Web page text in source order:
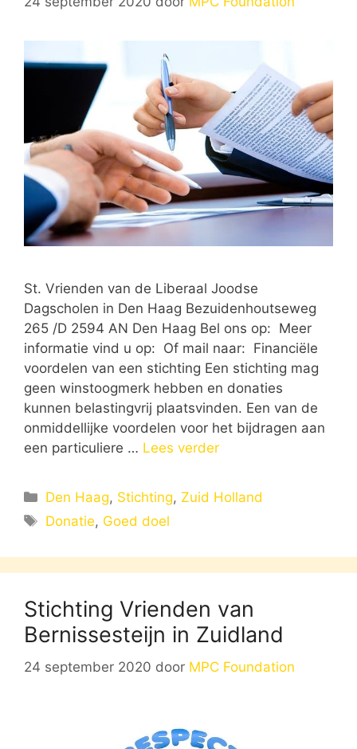
St. Vrienden van de Liberaal Joodse
Dagscholen in Den Haag Bezuidenhoutseweg
265 /D 2594 AN Den Haag Bel ons op: Meer
informatie vind u op: Of mail naar: Financiële
voordelen van een stichting Een stichting mag
geen winstoogmerk hebben en donaties
kunnen belastingvrij plaatsvinden. Een van de
onmiddellijke voordelen voor het bijdragen aan
een particuliere … Lees verder
Categorieën
Den Haag, Stichting, Zuid Holland
Tags
Donatie, Goed doel
Stichting Vrienden van
Bernissesteijn in Zuidland
24 september 2020 door MPC Foundation